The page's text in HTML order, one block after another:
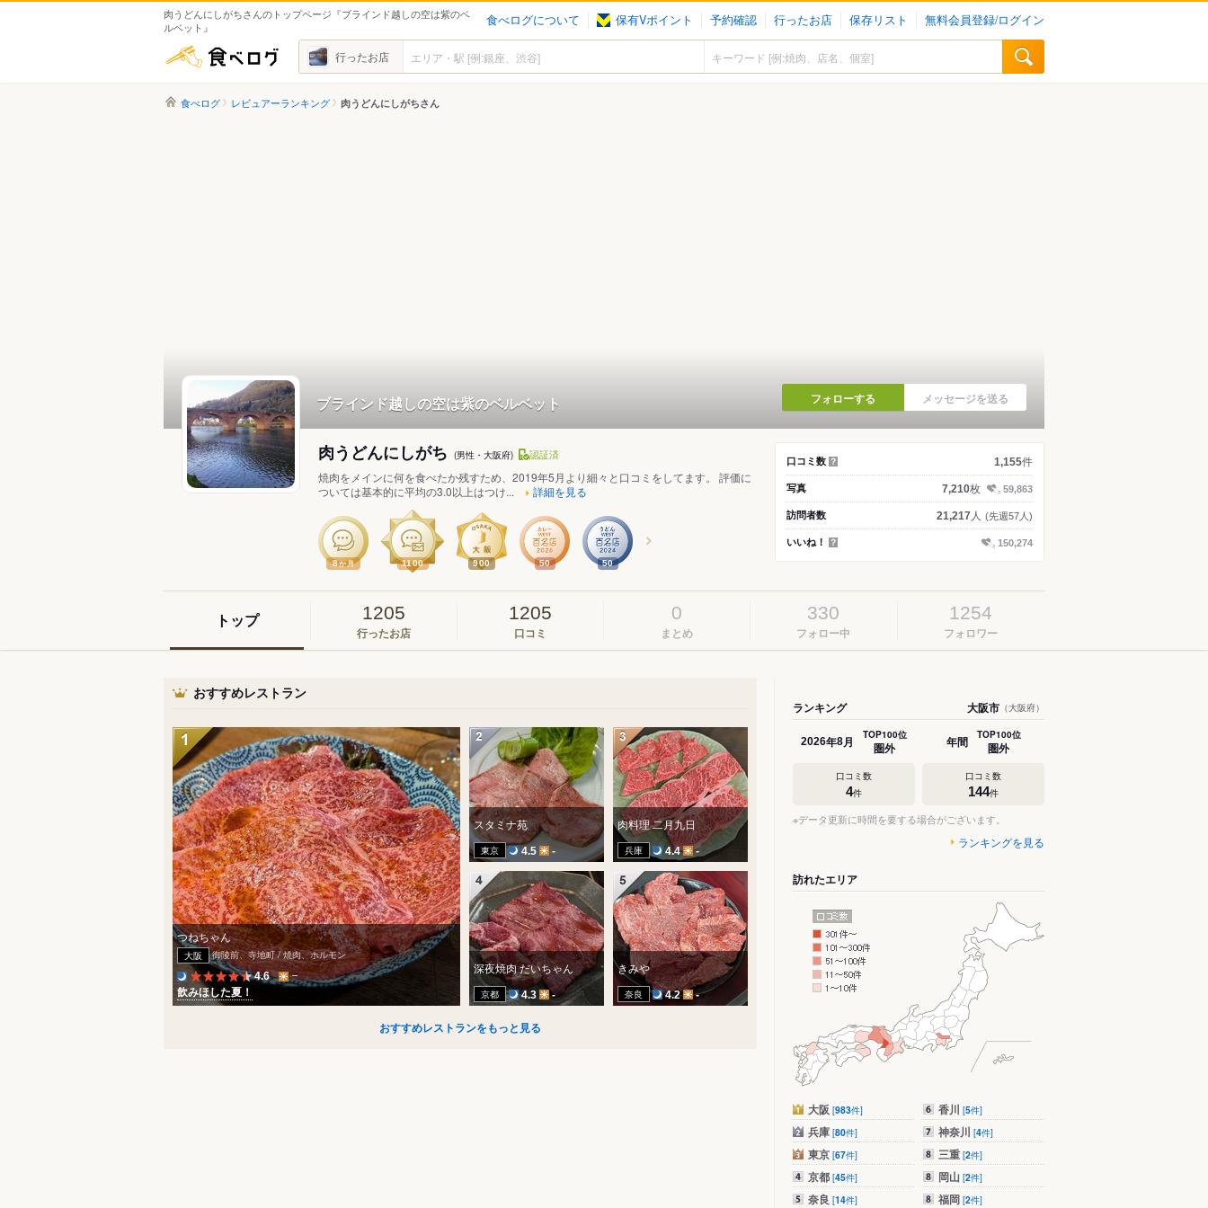
肉うどんにしがちさんのトップページ『ブラインド越しの空は紫のベ
ルベット』
食べログについて 保有Vポイント 予約確認 行ったお店 保存リスト 無料会員登録/ログイン
食べログ 行ったお店
食べログ レビュアーランキング 肉うどんにしがちさん
ブラインド越しの空は紫のベルベット フォローする メッセージを送る
肉うどんにしがち (男性・大阪府) 認証済
焼肉をメインに何を食べたか残すため、2019年5月より細々と口コミをしてます。 評価に
ついては基本的に平均の3.0以上はつけ...
詳細を見る
8か月 1100 900 50 50
口コミ数 ？ 1,155件
写真 7,210枚 59,863
訪問者数 21,217人 (先週57人)
いいね！ ？ 150,274
トップ 1205
行ったお店
1205
口コミ
0
まとめ
330
フォロー中
1254
フォロワー
おすすめレストラン
つねちゃん
大阪 御陵前、寺地町 / 焼肉、ホルモン
4.6
飲みほした夏！
スタミナ苑
東京 4.5 -
肉料理 二月九日
兵庫 4.4 -
深夜焼肉 だいちゃん
京都 4.3 -
きみや
奈良 4.2 -
おすすめレストランをもっと見る
ランキング 大阪市 （大阪府）
2026年8月 TOP100位
圏外
口コミ数
4件
年間 TOP100位
圏外
口コミ数
144件
※データ更新に時間を要する場合がございます。
ランキングを見る
訪れたエリア
大阪 [983件]
兵庫 [80件]
東京 [67件]
京都 [45件]
奈良 [14件]
香川 [5件]
神奈川 [4件]
三重 [2件]
岡山 [2件]
福岡 [2件]